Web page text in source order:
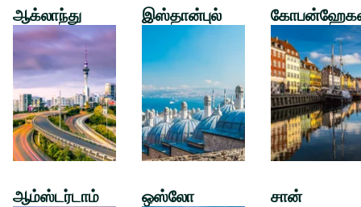
ஆக்லாந்து
ஆம்ஸ்டர்டாம்
இஸ்தான்புல்
ஒஸ்லோ
சான்